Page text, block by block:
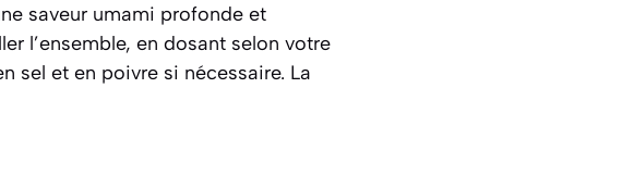
saveur umami profonde et
l’ensemble, en dosant selon votre
sel et en poivre si nécessaire. La